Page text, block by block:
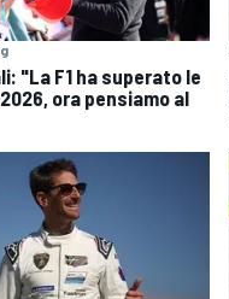
"La F1 ha superato le
ora pensiamo al